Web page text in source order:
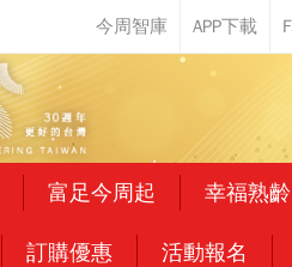
富足今周起 幸福熟齡
訂購優惠 活動報名